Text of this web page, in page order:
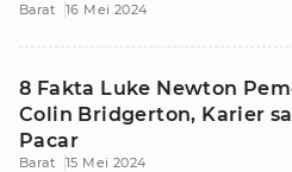
Barat 16 Mei 2024
8 Fakta Luke Newton
Colin Bridgerton, Karier
Pacar
Barat 15 Mei 2024